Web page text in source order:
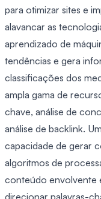
para otimizar sites e
alavancar as
aprendizado de
tendências e gera
classificações dos
ampla gama de
chave, análise de
análise de backlink.
capacidade de gerar
algoritmos de
conteúdo envolvente